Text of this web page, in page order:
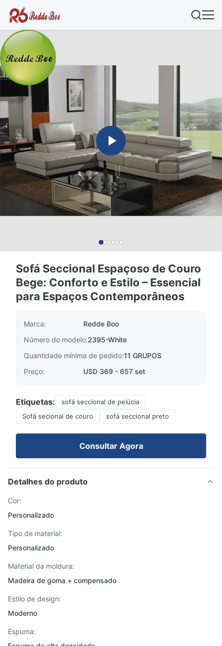
Sofá Seccional Espaçoso de Couro
Bege: Conforto e Estilo – Essencial
para Espaços Contemporâneos
Marca:
Redde Boo
Número do modelo:2395-White
Quantidade mínima de pedido:11 GRUPOS
Preço:
USD 369 - 657 set
Etiquetas:
sofá seccional de pelúcia
Sofá secional de couro
sofá seccional preto
Consultar Agora
Detalhes do produto
Cor:
Personalizado
Tipo de material:
Personalizado
Material da moldura:
Madeira de goma + compensado
Estilo de design:
Moderno
Espuma: